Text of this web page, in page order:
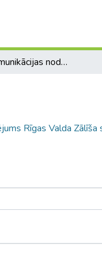
Iekšējās komunikācijas nodrošināšanas novērtējums Rīgas Valda Zālīša sākumskolā
Rīgas Valda Zālīša